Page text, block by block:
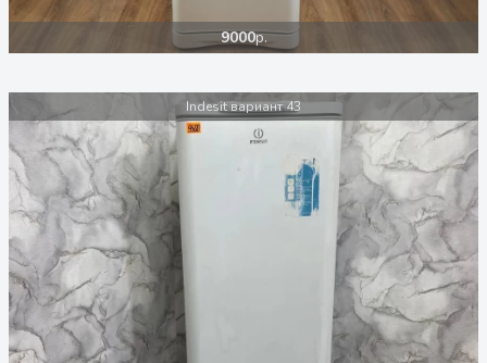
9000р.
Indesit вариант 43